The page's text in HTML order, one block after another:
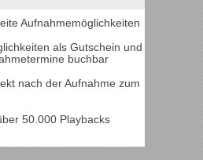
Aufnahmemöglichkeiten
als Gutschein und
buchbar
nach der Aufnahme zum
50.000 Playbacks